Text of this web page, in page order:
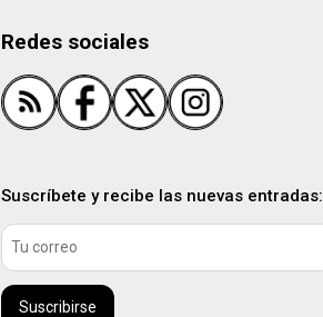
Redes sociales
Suscríbete y recibe las nuevas entradas:
Suscribirse